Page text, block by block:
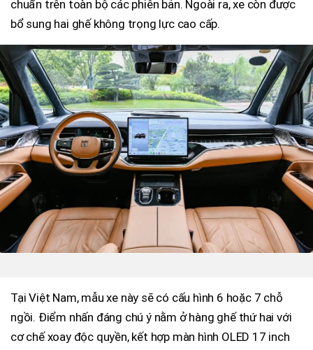
chuẩn trên toàn bộ các phiên bản. Ngoài ra, xe còn được
bổ sung hai ghế không trọng lực cao cấp.
Tại Việt Nam, mẫu xe này sẽ có cấu hình 6 hoặc 7 chỗ
ngồi. Điểm nhấn đáng chú ý nằm ở hàng ghế thứ hai với
cơ chế xoay độc quyền, kết hợp màn hình OLED 17 inch